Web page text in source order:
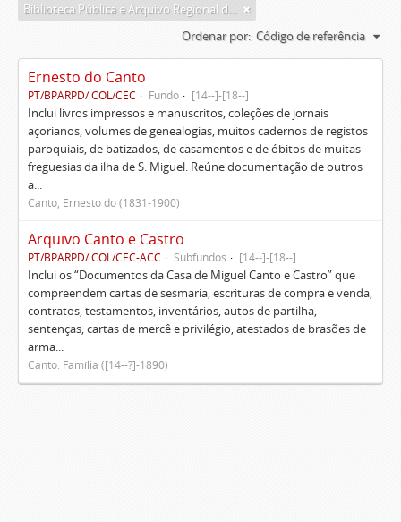
Biblioteca Pública e Arquivo Regional de Ponta Delgada
Ordenar por: Código de referência
Ernesto do Canto
PT/BPARPD/ COL/CEC Fundo [14--]-[18--]
Inclui livros impressos e manuscritos, coleções de jornais
açorianos, volumes de genealogias, muitos cadernos de registos
paroquiais, de batizados, de casamentos e de óbitos de muitas
freguesias da ilha de S. Miguel. Reúne documentação de outros
a...
Canto, Ernesto do (1831-1900)
Arquivo Canto e Castro
PT/BPARPD/ COL/CEC-ACC Subfundos [14--]-[18--]
Inclui os “Documentos da Casa de Miguel Canto e Castro” que
compreendem cartas de sesmaria, escrituras de compra e venda,
contratos, testamentos, inventários, autos de partilha,
sentenças, cartas de mercê e privilégio, atestados de brasões de
arma...
Canto. Família ([14--?]-1890)